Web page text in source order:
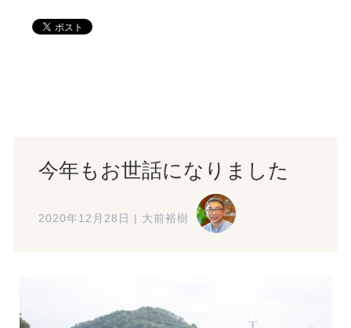
今年もお世話になりました
2020年12月28日 大前裕樹